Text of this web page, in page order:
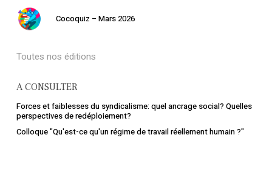
Cocoquiz – Mars 2026
Toutes nos éditions
A CONSULTER
Forces et faiblesses du syndicalisme: quel ancrage social? Quelles
perspectives de redéploiement?
Colloque "Qu'est-ce qu'un régime de travail réellement humain ?"